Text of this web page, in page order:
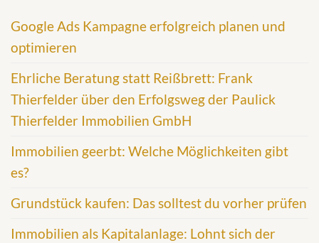
Google Ads Kampagne erfolgreich planen und
optimieren
Ehrliche Beratung statt Reißbrett: Frank
Thierfelder über den Erfolgsweg der Paulick
Thierfelder Immobilien GmbH
Immobilien geerbt: Welche Möglichkeiten gibt
es?
Grundstück kaufen: Das solltest du vorher prüfen
Immobilien als Kapitalanlage: Lohnt sich der